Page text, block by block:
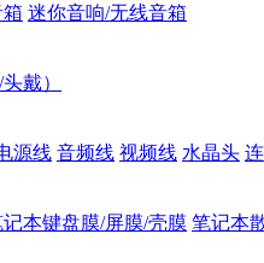
迷你音响/无线音箱
戴）
源线 音频线 视频线 水晶头
记本键盘膜/屏膜/壳膜 笔记本